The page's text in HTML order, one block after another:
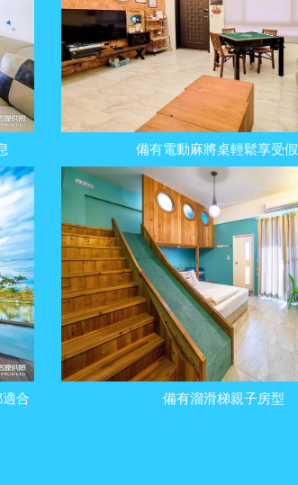
備有電動麻將桌輕鬆享受
合 備有溜滑梯親子房型